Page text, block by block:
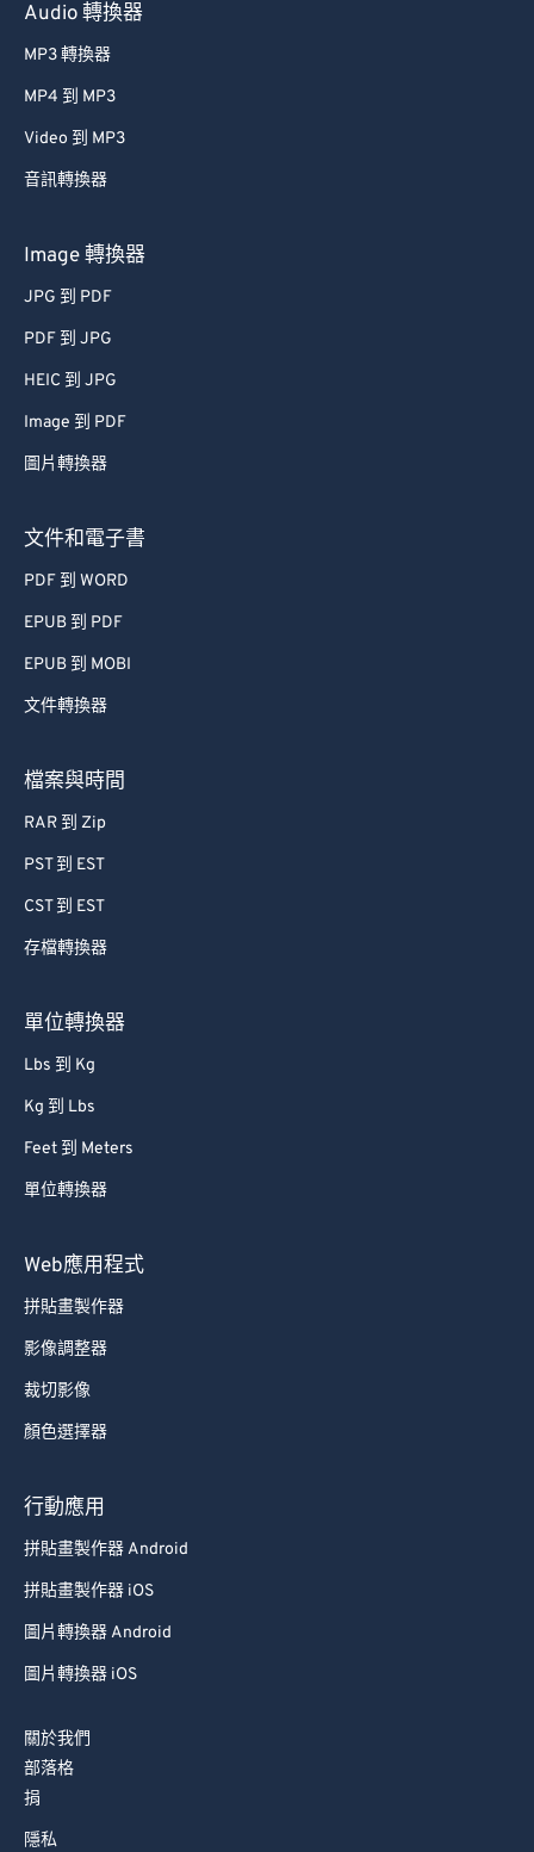
Audio 轉換器
MP3 轉換器
MP4 到 MP3
Video 到 MP3
音訊轉換器
Image 轉換器
JPG 到 PDF
PDF 到 JPG
HEIC 到 JPG
Image 到 PDF
圖片轉換器
文件和電子書
PDF 到 WORD
EPUB 到 PDF
EPUB 到 MOBI
文件轉換器
檔案與時間
RAR 到 Zip
PST 到 EST
CST 到 EST
存檔轉換器
單位轉換器
Lbs 到 Kg
Kg 到 Lbs
Feet 到 Meters
單位轉換器
Web應用程式
拼貼畫製作器
影像調整器
裁切影像
顏色選擇器
行動應用
拼貼畫製作器 Android
拼貼畫製作器 iOS
圖片轉換器 Android
圖片轉換器 iOS
關於我們
部落格
捐
隱私